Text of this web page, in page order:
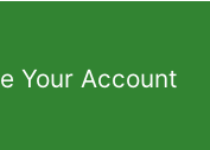
Your Account